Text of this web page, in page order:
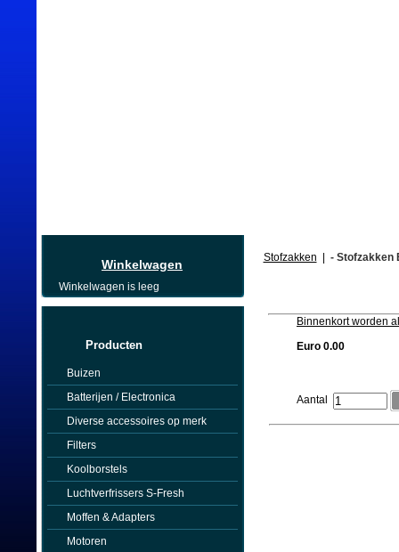
Winkelwagen
Winkelwagen is leeg
Producten
Buizen
Batterijen / Electronica
Diverse accessoires op merk
Filters
Koolborstels
Luchtverfrissers S-Fresh
Moffen & Adapters
Motoren
Stofzakken - Stofzakken
Binnenkort worden
Euro 0.00
Aantal